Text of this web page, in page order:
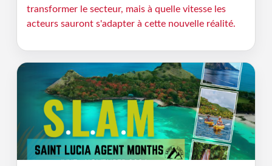
transformer le secteur, mais à quelle vitesse les
acteurs sauront s'adapter à cette nouvelle réalité.